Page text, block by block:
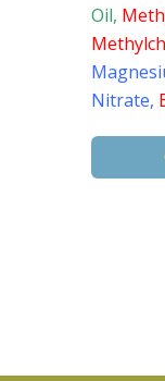
Oil,
Nitrate,